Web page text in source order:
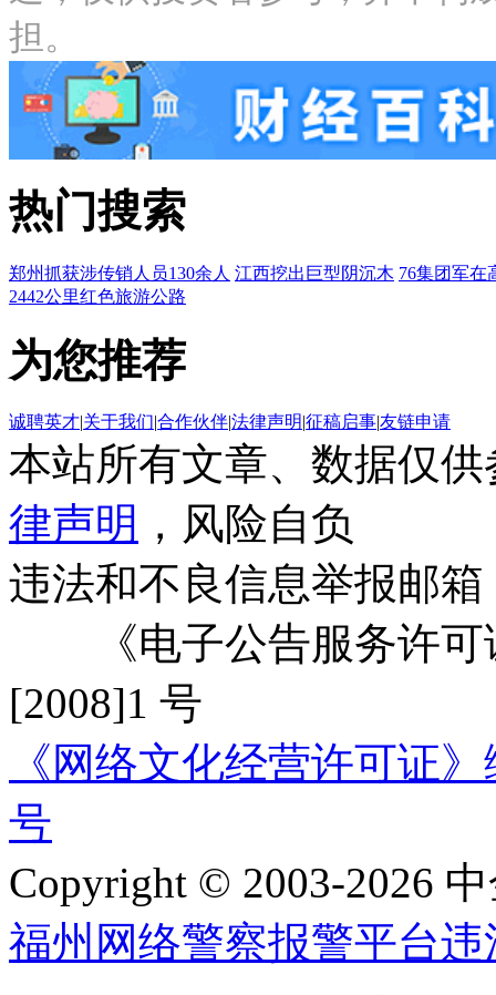
担。
热门搜索
郑州抓获涉传销人员130余人 江西挖出巨型阴沉木 76集团军在
2442公里红色旅游公路
为您推荐
诚聘英才|关于我们|合作伙伴|法律声明|征稿启事|友链申请
本站所有文章、数据仅
律声明 ，风险自负
违法和不良信息举报邮箱
《电子公告服务许可
[2008]1 号
《网络文化经营许可证
号
Copyright © 2003-2026
福州网络警察报警平台违